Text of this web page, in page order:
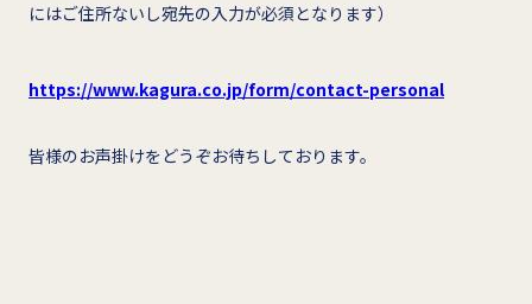
にはご住所ないし宛先の入力が必須となります）
https://www.kagura.co.jp/form/contact-personal
皆様のお声掛けをどうぞお待ちしております。